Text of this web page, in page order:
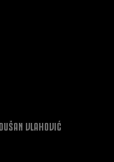
DUŠAN VLAHOVIĆ